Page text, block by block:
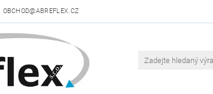
OBCHOD@ABREFLEX.CZ